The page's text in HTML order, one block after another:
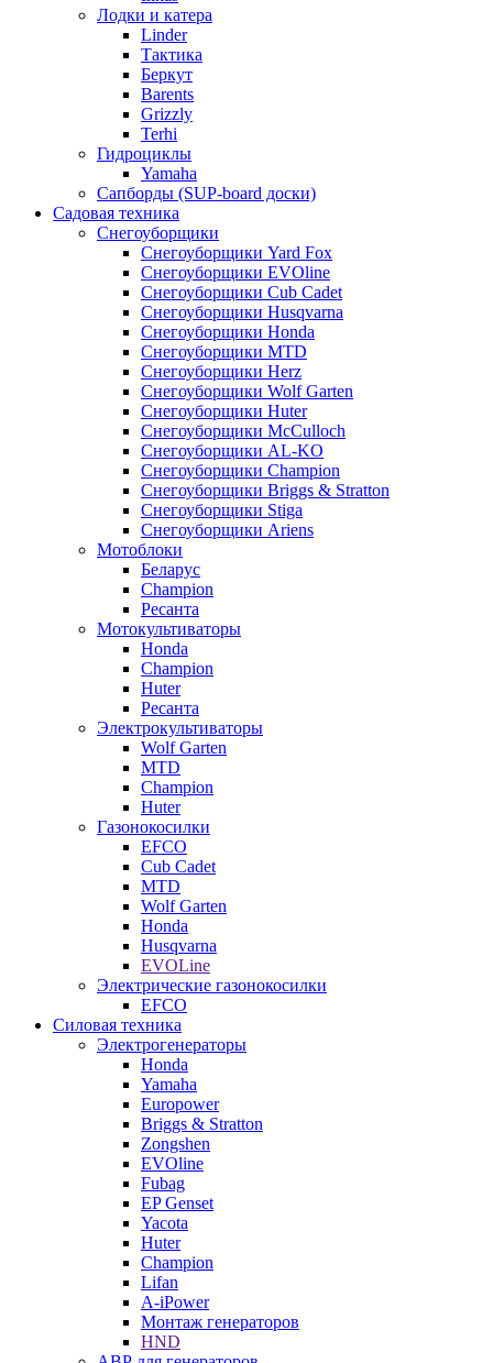
Лодки и катера
Linder
Тактика
Беркут
Barents
Grizzly
Terhi
Гидроциклы
Yamaha
Сапборды (SUP-board доски)
Садовая техника
Снегоуборщики
Снегоуборщики Yard Fox
Снегоуборщики EVOline
Снегоуборщики Cub Cadet
Снегоуборщики Husqvarna
Снегоуборщики Honda
Снегоуборщики MTD
Снегоуборщики Herz
Снегоуборщики Wolf Garten
Снегоуборщики Huter
Снегоуборщики McCulloch
Снегоуборщики AL-KO
Снегоуборщики Champion
Снегоуборщики Briggs & Stratton
Снегоуборщики Stiga
Снегоуборщики Ariens
Мотоблоки
Беларус
Champion
Ресанта
Мотокультиваторы
Honda
Champion
Huter
Ресанта
Электрокультиваторы
Wolf Garten
MTD
Champion
Huter
Газонокосилки
EFCO
Cub Cadet
MTD
Wolf Garten
Honda
Husqvarna
EVOLine
Электрические газонокосилки
EFCO
Силовая техника
Электрогенераторы
Honda
Yamaha
Europower
Briggs & Stratton
Zongshen
EVOline
Fubag
EP Genset
Yacota
Huter
Champion
Lifan
A-iPower
Монтаж генераторов
HND